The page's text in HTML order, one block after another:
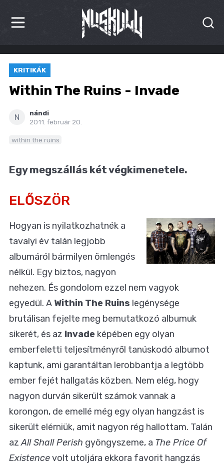
HÍREK
KRITIKÁK
INTERJÚK
KULT
MÁSVILÁG
KRITIKÁK
Within The Ruins - Invade
N
nándi
2011. február 20.
within the ruins
Egy megszállás két végkimenetele.
ELŐSZÖR
Hogyan is nyilatkozhatnék a
tavalyi év talán legjobb
albumáról bármilyen ömlengés
nélkül. Egy biztos, nagyon
nehezen. És gondolom ezzel nem vagyok
egyedül. A Within The Ruins legénysége
brutálisan fejelte meg bemutatkozó albumuk
sikerét, és az Invade képében egy olyan
emberfeletti teljesítményről tanúskodó albumot
kaptunk, ami garantáltan lerobbantja a legtöbb
ember fejét hallgatás közben. Nem elég, hogy
nagyon durván sikerült számok vannak a
korongon, de emellé még egy olyan hangzást is
sikerült elérniük, amit nagyon rég hallottam. Talán
azAll Shall Perish gyöngyszeme, a The Price Of
Existencevolt utoljára ekkora favorit hangzás